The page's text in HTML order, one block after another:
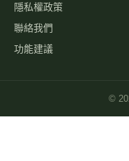
隱私權政策
聯絡我們
功能建議
©